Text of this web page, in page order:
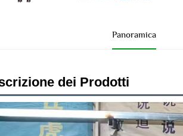
Panoramica
dei Prodotti